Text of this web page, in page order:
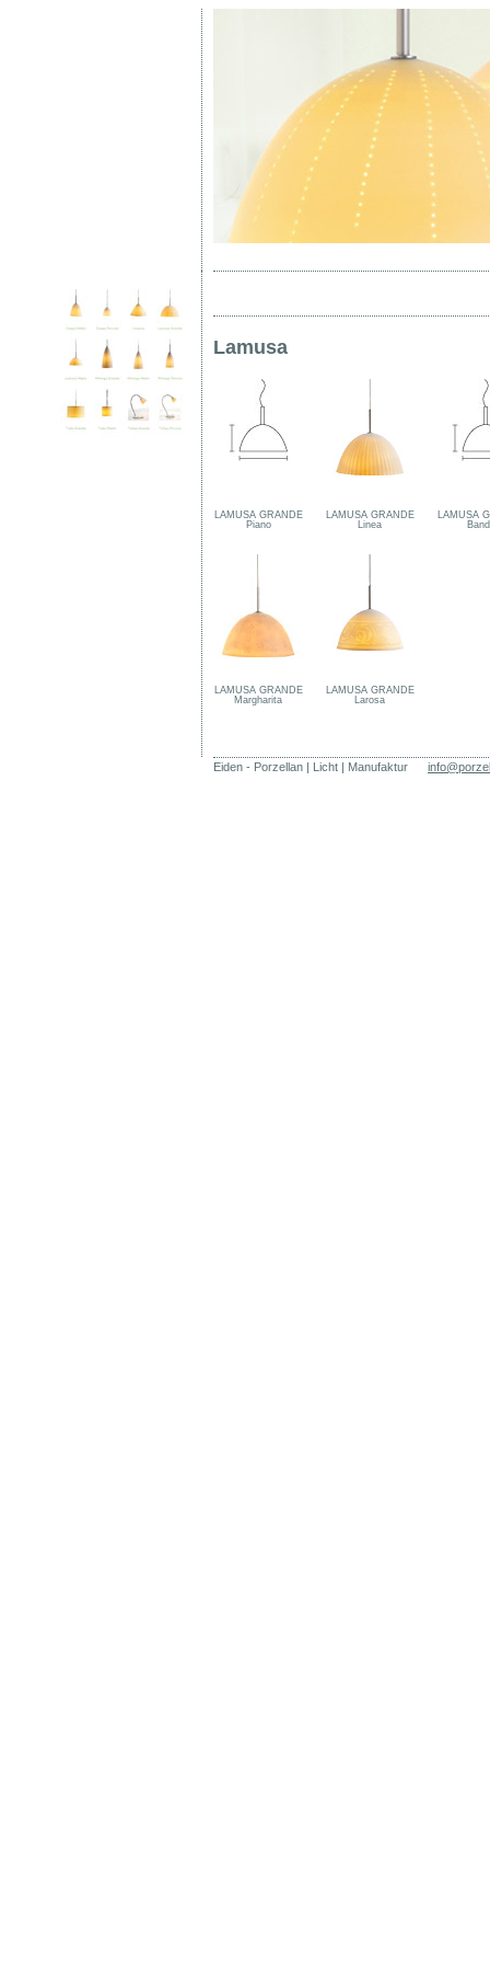
Lamusa
LAMUSA GRANDE
Piano
LAMUSA GRANDE
Linea
LAMUSA
LAMUSA GRANDE
Margharita
LAMUSA GRANDE
Larosa
Eiden - Porzellan | Licht | Manufaktur